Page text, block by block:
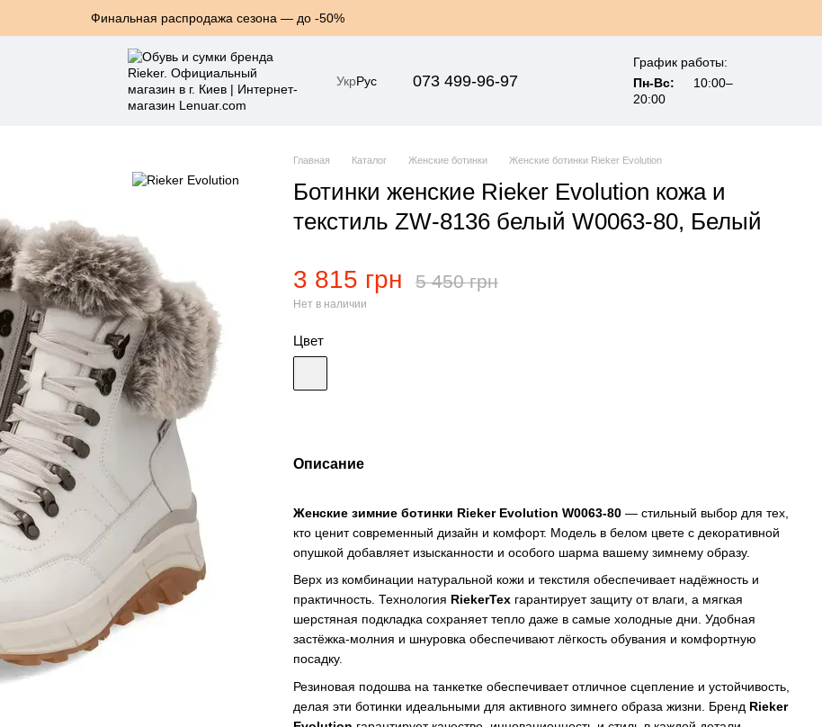
Финальная распродажа сезона — до -50%
УкрРус 073 499-96-97
График работы:
Пн-Вс:
10:00–
20:00
Главная Каталог Женские ботинки Женские ботинки Rieker Evolution
Ботинки женские Rieker Evolution кожа и
текстиль ZW-8136 белый W0063-80, Белый
3 815 грн 5 450 грн
Нет в наличии
Цвет
Описание
Женские зимние ботинки Rieker Evolution W0063-80 — стильный выбор для тех,
кто ценит современный дизайн и комфорт. Модель в белом цвете с декоративной
опушкой добавляет изысканности и особого шарма вашему зимнему образу.
Верх из комбинации натуральной кожи и текстиля обеспечивает надёжность и
практичность. Технология RiekerTex гарантирует защиту от влаги, а мягкая
шерстяная подкладка сохраняет тепло даже в самые холодные дни. Удобная
застёжка-молния и шнуровка обеспечивают лёгкость обувания и комфортную
посадку.
Резиновая подошва на танкетке обеспечивает отличное сцепление и устойчивость,
делая эти ботинки идеальными для активного зимнего образа жизни. Бренд Rieker